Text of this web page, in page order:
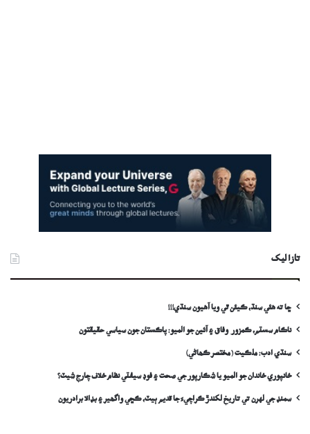
تازا ليک
ڇا ته هئي سنڌ، ڪيئن ٿي ويا آهيون سنڌي!!!
ناڪام سسٽم، ڪمزور وفاق ۽ آئين جو الميو: پاڪستان جون سياسي حقيقتون
سنڌي ادب: ملڪيت (مختصر ڪھاڻي)
خانپوري خاندان جو الميو يا شڪارپور جي صحت ۽ فوڊ سيفٽي نظام خلاف چارج شيٽ؟
سمنڊ جي لهرن تي تاريخ لکندڙ ڪراچيءَ جا قديم ٻيٽ، ڪڇي واگھير ۽ بڊالا برادريون